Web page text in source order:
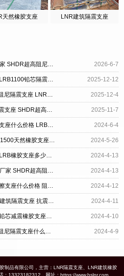
天然橡胶支座 LNR建筑隔震支座
LRB500一II型橡胶隔震支座生产厂家 SHDR超高阻尼隔震支座 隔震支座厂商厂家 2026-6-7
SHDR超高阻尼隔震支座生产厂家 LRB1100铅芯隔震支座生产厂家 楼体隔震支座源头工厂 2025-12-12
LNR700支座生产加工 SHDR超高阻尼隔震支座 LNR300隔震支座 2025-12-4
LNB橡胶隔震支座 LNR500天然隔震支座 SHDR超高阻尼隔震支座厂家 2025-11-7
橡胶支座隔震 SHDR超高阻尼隔震支座什么价格 LRB橡胶隔震支座厂家 2024-6-4
摩擦摆隔震橡胶支座厂家电话 LNR1500天然橡胶支座厂家电话 SHDR超高阻尼隔震支座厂家电话 2024-5-26
SHDR超高阻尼隔震支座厂家电话 LRB橡胶支座多少钱 建筑用隔震支座多少钱 2024-4-13
隔震支座哪个好 房建抗震支座生产厂家 SHDR超高阻尼隔震支座多少钱 2024-4-13
SHDR超高阻尼隔震支座多少钱 摩擦支座什么价格 阻尼橡胶隔震支座什么价格 2024-4-12
SHDR超高阻尼隔震支座厂家 LNR建筑隔震支座 抗震式橡胶支座价格 2024-4-11
SHDR超高阻尼隔震支座什么价格 铅芯减震橡胶支座厂家电话 铅芯叠层橡胶隔震支座什么价格 2024-4-10
LNR600支座生产厂家 SHDR超高阻尼隔震支座什么价格 建设橡胶隔震支座多少钱 2024-4-9
制品有限公司，主营：LNR隔震支座、LNR建筑橡胶
：13323182312，网址：https://www.hslnr.com